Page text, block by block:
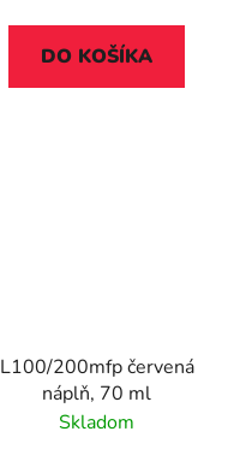
DO KOŠÍKA
L100/200mfp červená
náplň, 70 ml
Skladom